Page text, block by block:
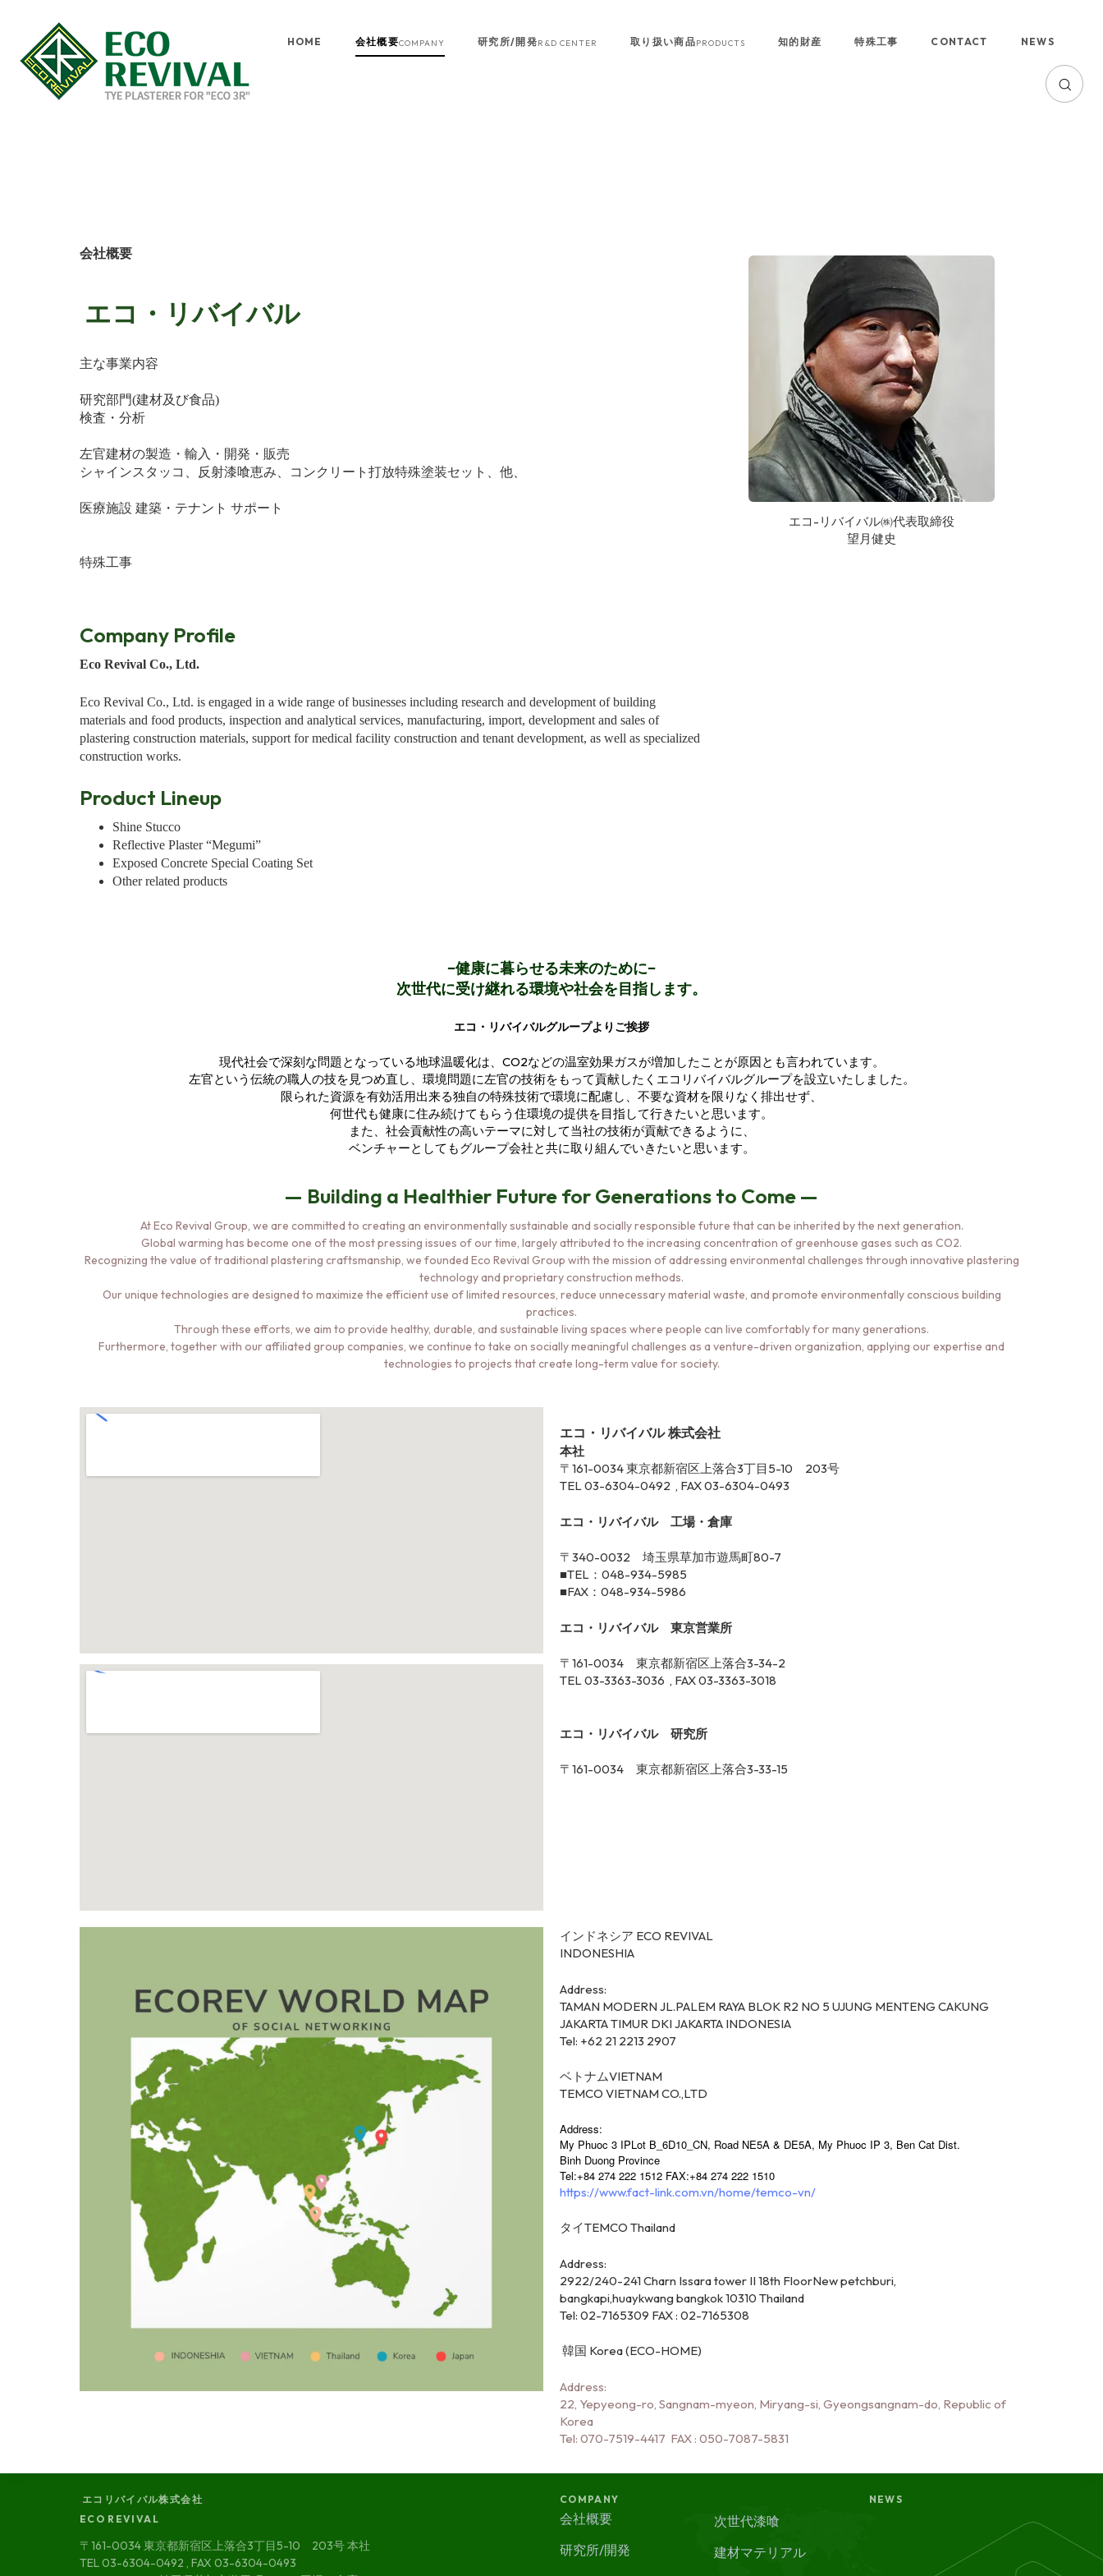
HOME 会社概要COMPANY 研究所/開発R&D CENTER 取り扱い商品PRODUCTS 知的財産 特殊工事 CONTACT NEWS
会社概要
エコ・リバイバル
主な事業内容
研究部門(建材及び食品)
検査・分析
左官建材の製造・輸入・開発・販売
シャインスタッコ、反射漆喰恵み、コンクリート打放特殊塗装セット、他、
医療施設 建築・テナント サポート
特殊工事
Company Profile
Eco Revival Co., Ltd.
Eco Revival Co., Ltd. is engaged in a wide range of businesses including research and development of building
materials and food products, inspection and analytical services, manufacturing, import, development and sales of
plastering construction materials, support for medical facility construction and tenant development, as well as specialized
construction works.
Product Lineup
Shine Stucco
Reflective Plaster “Megumi”
Exposed Concrete Special Coating Set
Other related products
エコ-リバイバル㈱代表取締役
望月健史
−健康に暮らせる未来のために−
次世代に受け継れる環境や社会を目指します。
エコ・リバイバルグループよりご挨拶
現代社会で深刻な問題となっている地球温暖化は、CO2などの温室効果ガスが増加したことが原因とも言われています。
左官という伝統の職人の技を見つめ直し、環境問題に左官の技術をもって貢献したくエコリバイバルグループを設立いたしました。
限られた資源を有効活用出来る独自の特殊技術で環境に配慮し、不要な資材を限りなく排出せず、
何世代も健康に住み続けてもらう住環境の提供を目指して行きたいと思います。
また、社会貢献性の高いテーマに対して当社の技術が貢献できるように、
ベンチャーとしてもグループ会社と共に取り組んでいきたいと思います。
— Building a Healthier Future for Generations to Come —
At Eco Revival Group, we are committed to creating an environmentally sustainable and socially responsible future that can be inherited by the next generation.
Global warming has become one of the most pressing issues of our time, largely attributed to the increasing concentration of greenhouse gases such as CO2.
Recognizing the value of traditional plastering craftsmanship, we founded Eco Revival Group with the mission of addressing environmental challenges through innovative plastering
technology and proprietary construction methods.
Our unique technologies are designed to maximize the efficient use of limited resources, reduce unnecessary material waste, and promote environmentally conscious building
practices.
Through these efforts, we aim to provide healthy, durable, and sustainable living spaces where people can live comfortably for many generations.
Furthermore, together with our affiliated group companies, we continue to take on socially meaningful challenges as a venture-driven organization, applying our expertise and
technologies to projects that create long-term value for society.
エコ・リバイバル 株式会社
本社
〒161-0034 東京都新宿区上落合3丁目5-10 203号
TEL 03-6304-0492 , FAX03-6304-0493
エコ・リバイバル 工場・倉庫
〒340-0032 埼玉県草加市遊馬町80-7
■TEL：048-934-5985
■FAX：048-934-5986
エコ・リバイバル 東京営業所
〒161-0034 東京都新宿区上落合3-34-2
TEL 03-3363-3036 , FAX 03-3363-3018
エコ・リバイバル 研究所
〒161-0034 東京都新宿区上落合3-33-15
インドネシア ECO REVIVAL
INDONESHIA
Address:
TAMAN MODERN JL.PALEM RAYA BLOK R2 NO 5 UJUNG MENTENG CAKUNG
JAKARTA TIMUR DKI JAKARTA INDONESIA
Tel: +62 21 2213 2907
ベトナムVIETNAM
TEMCO VIETNAM CO.,LTD
Address:
My Phuoc 3 IPLot B_6D10_CN, Road NE5A & DE5A, My Phuoc IP 3, Ben Cat Dist.
Binh Duong Province
Tel:+84 274 222 1512 FAX:+84 274 222 1510
https://www.fact-link.com.vn/home/temco-vn/
タイTEMCO Thailand
Address:
2922/240-241 Charn Issara tower II 18th FloorNew petchburi,
bangkapi,huaykwang bangkok 10310 Thailand
Tel: 02-7165309 FAX : 02-7165308
韓国 Korea (ECO-HOME)
Address:
22, Yepyeong-ro, Sangnam-myeon, Miryang-si, Gyeongsangnam-do, Republic of
Korea
Tel: 070-7519-4417 FAX : 050-7087-5831
エコリバイバル株式会社
ECO REVIVAL
〒161-0034 東京都新宿区上落合3丁目5-10 203号 本社
TEL 03-6304-0492 , FAX 03-6304-0493
COMPANY
会社概要
研究所/開発
次世代漆喰
建材マテリアル
NEWS